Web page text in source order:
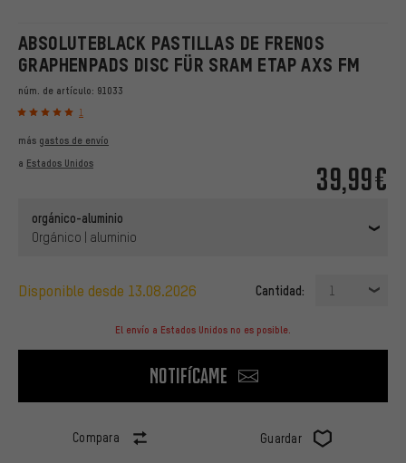
ABSOLUTEBLACK PASTILLAS DE FRENOS
GRAPHENPADS DISC FÜR SRAM ETAP AXS FM
núm. de artículo: 91033
1
39,99€
más gastos de envío
a Estados Unidos
orgánico-aluminio
Orgánico | aluminio
disponible desde 13.08.2026 Cantidad: 1
El envío a Estados Unidos no es posible.
Notifícame
Compara Guardar